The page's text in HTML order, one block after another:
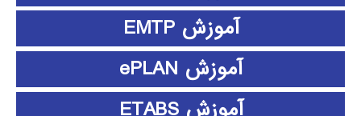
آموزش EMTP
آموزش ePLAN
آموزش ETABS